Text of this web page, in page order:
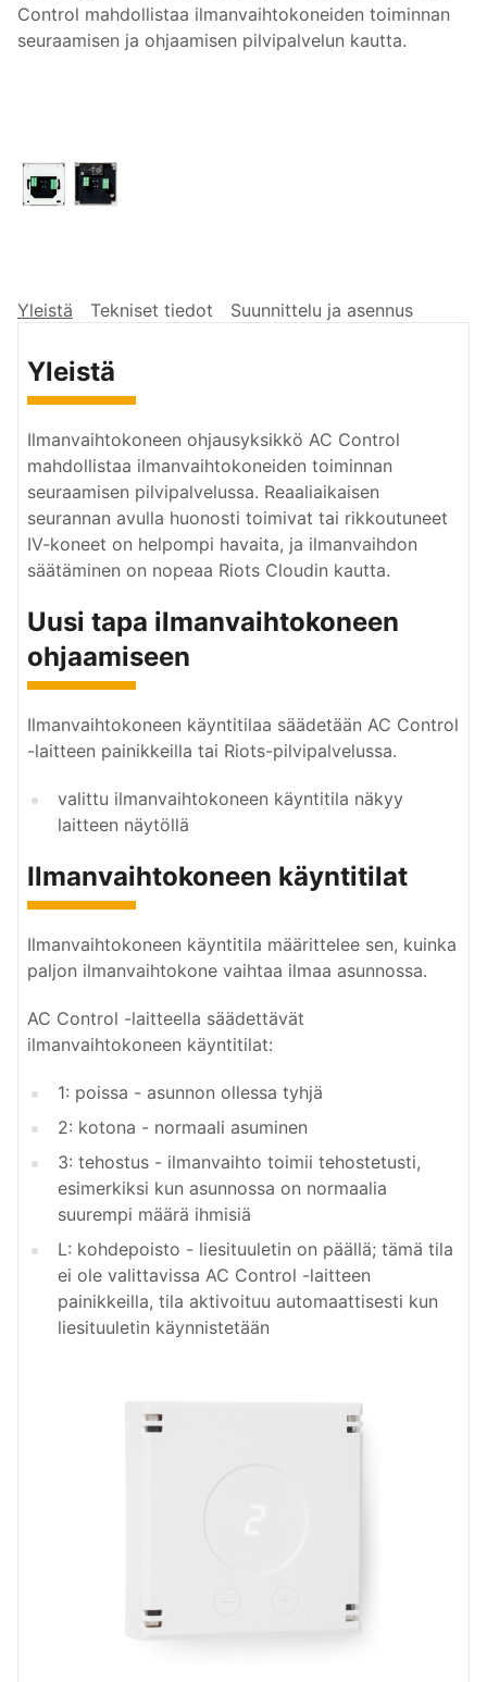
Control mahdollistaa ilmanvaihtokoneiden toiminnan
seuraamisen ja ohjaamisen pilvipalvelun kautta.
Yleistä Tekniset tiedot Suunnittelu ja asennus
Yleistä
Ilmanvaihtokoneen ohjausyksikkö AC Control
mahdollistaa ilmanvaihtokoneiden toiminnan
seuraamisen pilvipalvelussa. Reaaliaikaisen
seurannan avulla huonosti toimivat tai rikkoutuneet
IV-koneet on helpompi havaita, ja ilmanvaihdon
säätäminen on nopeaa Riots Cloudin kautta.
Uusi tapa ilmanvaihtokoneen
ohjaamiseen
Ilmanvaihtokoneen käyntitilaa säädetään AC Control
-laitteen painikkeilla tai Riots-pilvipalvelussa.
valittu ilmanvaihtokoneen käyntitila näkyy
laitteen näytöllä
Ilmanvaihtokoneen käyntitilat
Ilmanvaihtokoneen käyntitila määrittelee sen, kuinka
paljon ilmanvaihtokone vaihtaa ilmaa asunnossa.
AC Control -laitteella säädettävät
ilmanvaihtokoneen käyntitilat:
1: poissa - asunnon ollessa tyhjä
2: kotona - normaali asuminen
3: tehostus - ilmanvaihto toimii tehostetusti,
esimerkiksi kun asunnossa on normaalia
suurempi määrä ihmisiä
L: kohdepoisto - liesituuletin on päällä; tämä tila
ei ole valittavissa AC Control -laitteen
painikkeilla, tila aktivoituu automaattisesti kun
liesituuletin käynnistetään